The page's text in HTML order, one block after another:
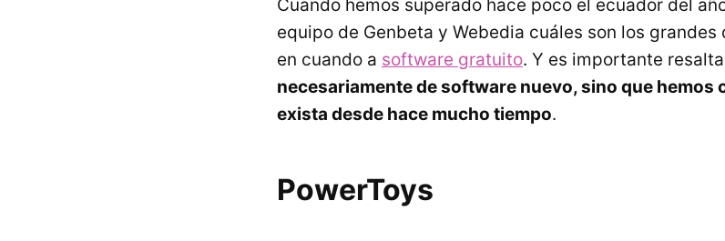
Cuando hemos superado hace poco el ecuador del
equipo de Genbeta y Webedia cuáles son los
en cuando a software gratuito. Y es importante
necesariamente de software nuevo, sino que hemos
exista desde hace mucho tiempo.
PowerToys